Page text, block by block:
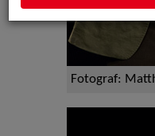
Fotograf: